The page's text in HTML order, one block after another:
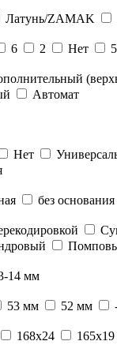
Латунь/ZAMAK
6 2 Нет
Автомат
Нет
без основания
14 мм
53 мм 52 мм
168x24 165x19